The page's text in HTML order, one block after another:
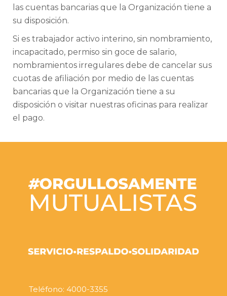
las cuentas bancarias que la Organización tiene a
su disposición.
Si es trabajador activo interino, sin nombramiento,
incapacitado, permiso sin goce de salario,
nombramientos irregulares debe de cancelar sus
cuotas de afiliación por medio de las cuentas
bancarias que la Organización tiene a su
disposición o visitar nuestras oficinas para realizar
el pago.
Teléfono: 4000-3355